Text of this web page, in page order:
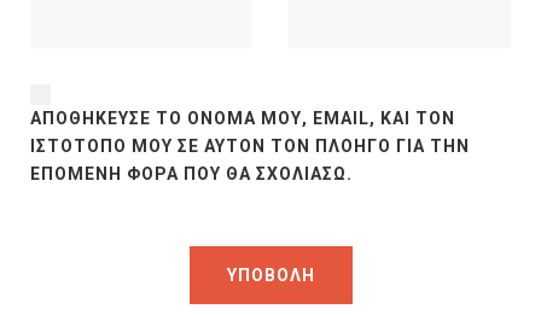
ΑΠΟΘΉΚΕΥΣΕ ΤΟ ΌΝΟΜΆ ΜΟΥ, EMAIL, ΚΑΙ ΤΟΝ
ΙΣΤΌΤΟΠΟ ΜΟΥ ΣΕ ΑΥΤΌΝ ΤΟΝ ΠΛΟΗΓΌ ΓΙΑ ΤΗΝ
ΕΠΌΜΕΝΗ ΦΟΡΆ ΠΟΥ ΘΑ ΣΧΟΛΙΆΣΩ.